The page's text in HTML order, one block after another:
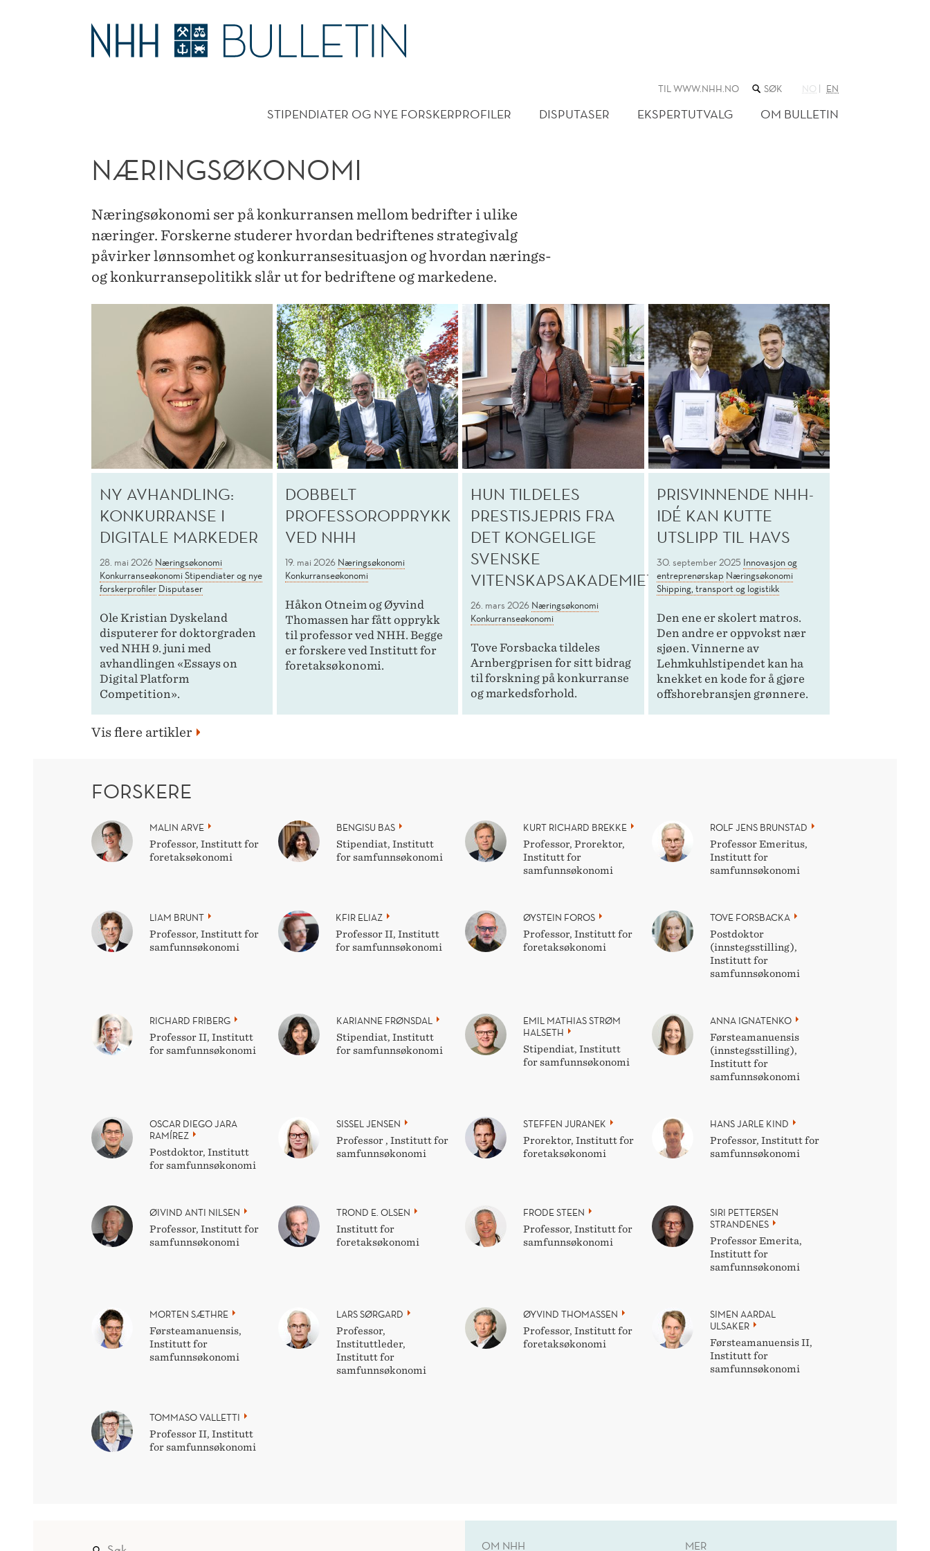
NÆRINGSØKONOMI
TIL WWW.NHH.NO SØK
NETTSTEDET
NO EN
STIPENDIATER OG NYE FORSKERPROFILER DISPUTASER EKSPERTUTVALG OM BULLETIN
NÆRINGSØKONOMI
Næringsøkonomi ser på konkurransen mellom bedrifter i ulike
næringer. Forskerne studerer hvordan bedriftenes strategivalg
påvirker lønnsomhet og konkurransesituasjon og hvordan nærings-
og konkurransepolitikk slår ut for bedriftene og markedene.
NY AVHANDLING:
KONKURRANSE I
DIGITALE MARKEDER
28. mai 2026 Næringsøkonomi
Konkurranseøkonomi Stipendiater og nye
forskerprofiler Disputaser
Ole Kristian Dyskeland
disputerer for doktorgraden
ved NHH 9. juni med
avhandlingen «Essays on
Digital Platform
Competition».
DOBBELT
PROFESSOROPPRYKK
VED NHH
19. mai 2026 Næringsøkonomi
Konkurranseøkonomi
Håkon Otneim og Øyvind
Thomassen har fått opprykk
til professor ved NHH. Begge
er forskere ved Institutt for
foretaksøkonomi.
HUN TILDELES
PRESTISJEPRIS FRA
DET KONGELIGE
SVENSKE
VITENSKAPSAKADEMIET
26. mars 2026 Næringsøkonomi
Konkurranseøkonomi
Tove Forsbacka tildeles
Arnbergprisen for sitt bidrag
til forskning på konkurranse
og markedsforhold.
PRISVINNENDE NHH-
IDÉ KAN KUTTE
UTSLIPP TIL HAVS
30. september 2025 Innovasjon og
entreprenørskap Næringsøkonomi
Shipping, transport og logistikk
Den ene er skolert matros.
Den andre er oppvokst nær
sjøen. Vinnerne av
Lehmkuhlstipendet kan ha
knekket en kode for å gjøre
offshorebransjen grønnere.
Vis flere artikler
FORSKERE
MALIN ARVE
Professor, Institutt for
foretaksøkonomi
BENGISU BAS
Stipendiat, Institutt
for samfunnsøkonomi
KURT RICHARD BREKKE
Professor, Prorektor,
Institutt for
samfunnsøkonomi
ROLF JENS BRUNSTAD
Professor Emeritus,
Institutt for
samfunnsøkonomi
LIAM BRUNT
Professor, Institutt for
samfunnsøkonomi
KFIR ELIAZ
Professor II, Institutt
for samfunnsøkonomi
ØYSTEIN FOROS
Professor, Institutt for
foretaksøkonomi
TOVE FORSBACKA
Postdoktor
(innstegsstilling),
Institutt for
samfunnsøkonomi
RICHARD FRIBERG
Professor II, Institutt
for samfunnsøkonomi
KARIANNE FRØNSDAL
Stipendiat, Institutt
for samfunnsøkonomi
EMIL MATHIAS STRØM
HALSETH
Stipendiat, Institutt
for samfunnsøkonomi
ANNA IGNATENKO
Førsteamanuensis
(innstegsstilling),
Institutt for
samfunnsøkonomi
OSCAR DIEGO JARA
RAMÍREZ
Postdoktor, Institutt
for samfunnsøkonomi
SISSEL JENSEN
Professor , Institutt for
samfunnsøkonomi
STEFFEN JURANEK
Prorektor, Institutt for
foretaksøkonomi
HANS JARLE KIND
Professor, Institutt for
samfunnsøkonomi
ØIVIND ANTI NILSEN
Professor, Institutt for
samfunnsøkonomi
TROND E. OLSEN
Institutt for
foretaksøkonomi
FRODE STEEN
Professor, Institutt for
samfunnsøkonomi
SIRI PETTERSEN
STRANDENES
Professor Emerita,
Institutt for
samfunnsøkonomi
MORTEN SÆTHRE
Førsteamanuensis,
Institutt for
samfunnsøkonomi
LARS SØRGARD
Professor,
Instituttleder,
Institutt for
samfunnsøkonomi
ØYVIND THOMASSEN
Professor, Institutt for
foretaksøkonomi
SIMEN AARDAL
ULSAKER
Førsteamanuensis II,
Institutt for
samfunnsøkonomi
TOMMASO VALLETTI
Professor II, Institutt
for samfunnsøkonomi
OM NHH MER